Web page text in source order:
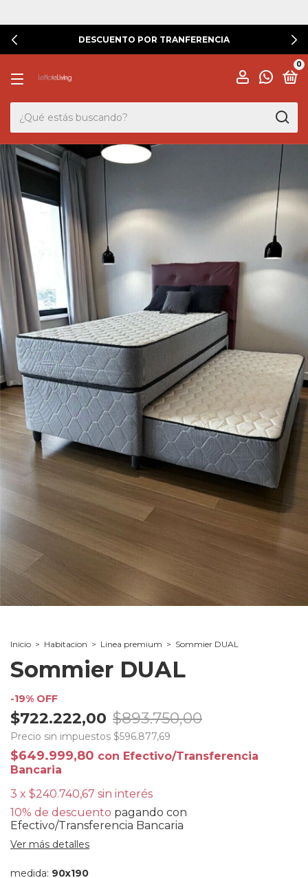
3 CUOTAS SIN INTERÉS
0
Inicio > Habitacion > Linea premium > Sommier DUAL
Sommier DUAL
-19% OFF
$722.222,00 $893.750,00
Precio sin impuestos $596.877,69
$649.999,80 con Efectivo/Transferencia
Bancaria
3 x $240.740,67 sin interés
10% de descuento pagando con
Efectivo/Transferencia Bancaria
Ver más detalles
medida: 90x190